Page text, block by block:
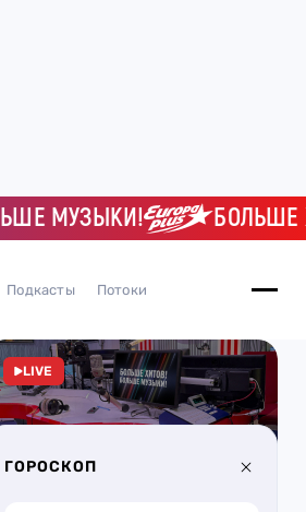
МУЗЫКИ! БОЛЬШЕ
Подкасты Потоки
LIVE
ГОРОСКОП